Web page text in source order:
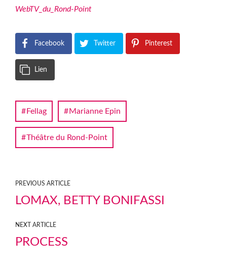
WebTV_du_Rond-Point
Facebook Twitter Pinterest
Lien
Fellag Marianne Epin
Théâtre du Rond-Point
PREVIOUS ARTICLE
LOMAX, BETTY BONIFASSI
NEXT ARTICLE
PROCESS